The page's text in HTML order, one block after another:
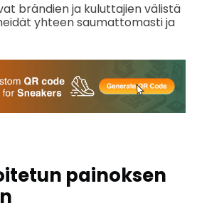
brändien ja kuluttajien välistä
yhteen saumattomasti ja
painoksen